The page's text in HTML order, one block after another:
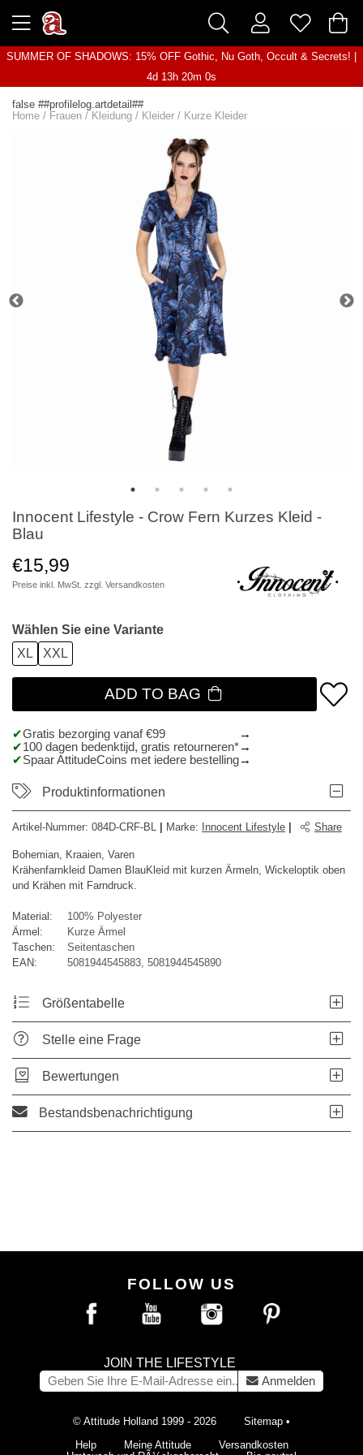
SUMMER OF SHADOWS: 15% OFF Gothic, Nu Goth, Occult & Secrets! |
4d 13h 20m 0s
false ##profilelog.artdetail##
Home / Frauen / Kleidung / Kleider / Kurze Kleider
Innocent Lifestyle - Crow Fern Kurzes Kleid -
Blau
€15,99
Preise inkl. MwSt. zzgl. Versandkosten
Wählen Sie eine Variante
XL
XXL
ADD TO BAG
Gratis bezorging vanaf €99
100 dagen bedenktijd, gratis retourneren*
Spaar AttitudeCoins met iedere bestelling
Produktinformationen
Artikel-Nummer: 084D-CRF-BL Marke: Innocent Lifestyle Share
Bohemian, Kraaien, Varen
Krähenfarnkleid Damen BlauKleid mit kurzen Ärmeln, Wickeloptik oben
und Krähen mit Farndruck.
Material:
100% Polyester
Ärmel:
Kurze Ärmel
Taschen:
Seitentaschen
EAN:
5081944545883, 5081944545890
Größentabelle
Stelle eine Frage
Bewertungen
Bestandsbenachrichtigung
FOLLOW US
JOIN THE LIFESTYLE
Anmelden
© Attitude Holland 1999 - 2026 Sitemap •
Help
Meine Attitude
Versandkosten